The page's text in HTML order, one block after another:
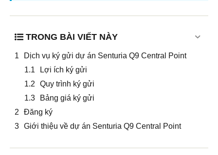
5/5(2 Reviews)
TRONG BÀI VIẾT NÀY
Dịch vụ ký gửi dự án Senturia Q9 Central Point
Lợi ích ký gửi
Quy trình ký gửi
Bảng giá ký gửi
Đăng ký
Giới thiệu về dự án Senturia Q9 Central Point